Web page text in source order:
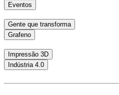
Eventos
Gente que transforma
Grafeno
Impressão 3D
Indústria 4.0